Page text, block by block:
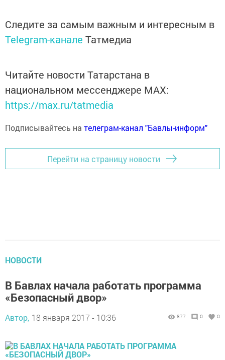
Следите за самым важным и интересным в
Telegram-канале Татмедиа
Читайте новости Татарстана в
национальном мессенджере MАХ:
https://max.ru/tatmedia
Подписывайтесь на телеграм-канал "Бавлы-информ"
Перейти на страницу новости
НОВОСТИ
В Бавлах начала работать программа
«Безопасный двор»
Автор, 18 января 2017 - 10:36 877 0 0